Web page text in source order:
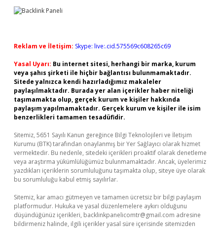
Reklam ve İletişim: Skype: live:.cid.575569c608265c69
Yasal Uyarı: Bu internet sitesi, herhangi bir marka, kurum
veya şahıs şirketi ile hiçbir bağlantısı bulunmamaktadır.
Sitede yalnızca kendi hazırladığımız makaleler
paylaşılmaktadır. Burada yer alan içerikler haber niteliği
taşımamakta olup, gerçek kurum ve kişiler hakkında
paylaşım yapılmamaktadır. Gerçek kurum ve kişiler ile isim
benzerlikleri tamamen tesadüfidir.
Sitemiz, 5651 Sayılı Kanun gereğince Bilgi Teknolojileri ve İletişim
Kurumu (BTK) tarafından onaylanmış bir Yer Sağlayıcı olarak hizmet
vermektedir. Bu nedenle, sitedeki içerikleri proaktif olarak denetleme
veya araştırma yükümlülüğümüz bulunmamaktadır. Ancak, üyelerimiz
yazdıkları içeriklerin sorumluluğunu taşımakta olup, siteye üye olarak
bu sorumluluğu kabul etmiş sayılırlar.
Sitemiz, kar amacı gütmeyen ve tamamen ücretsiz bir bilgi paylaşım
platformudur. Hukuka ve yasal düzenlemelere aykırı olduğunu
düşündüğünüz içerikleri, backlinkpanelicomtr@gmail.com adresine
bildirmeniz halinde, ilgili içerikler yasal süre içerisinde sitemizden